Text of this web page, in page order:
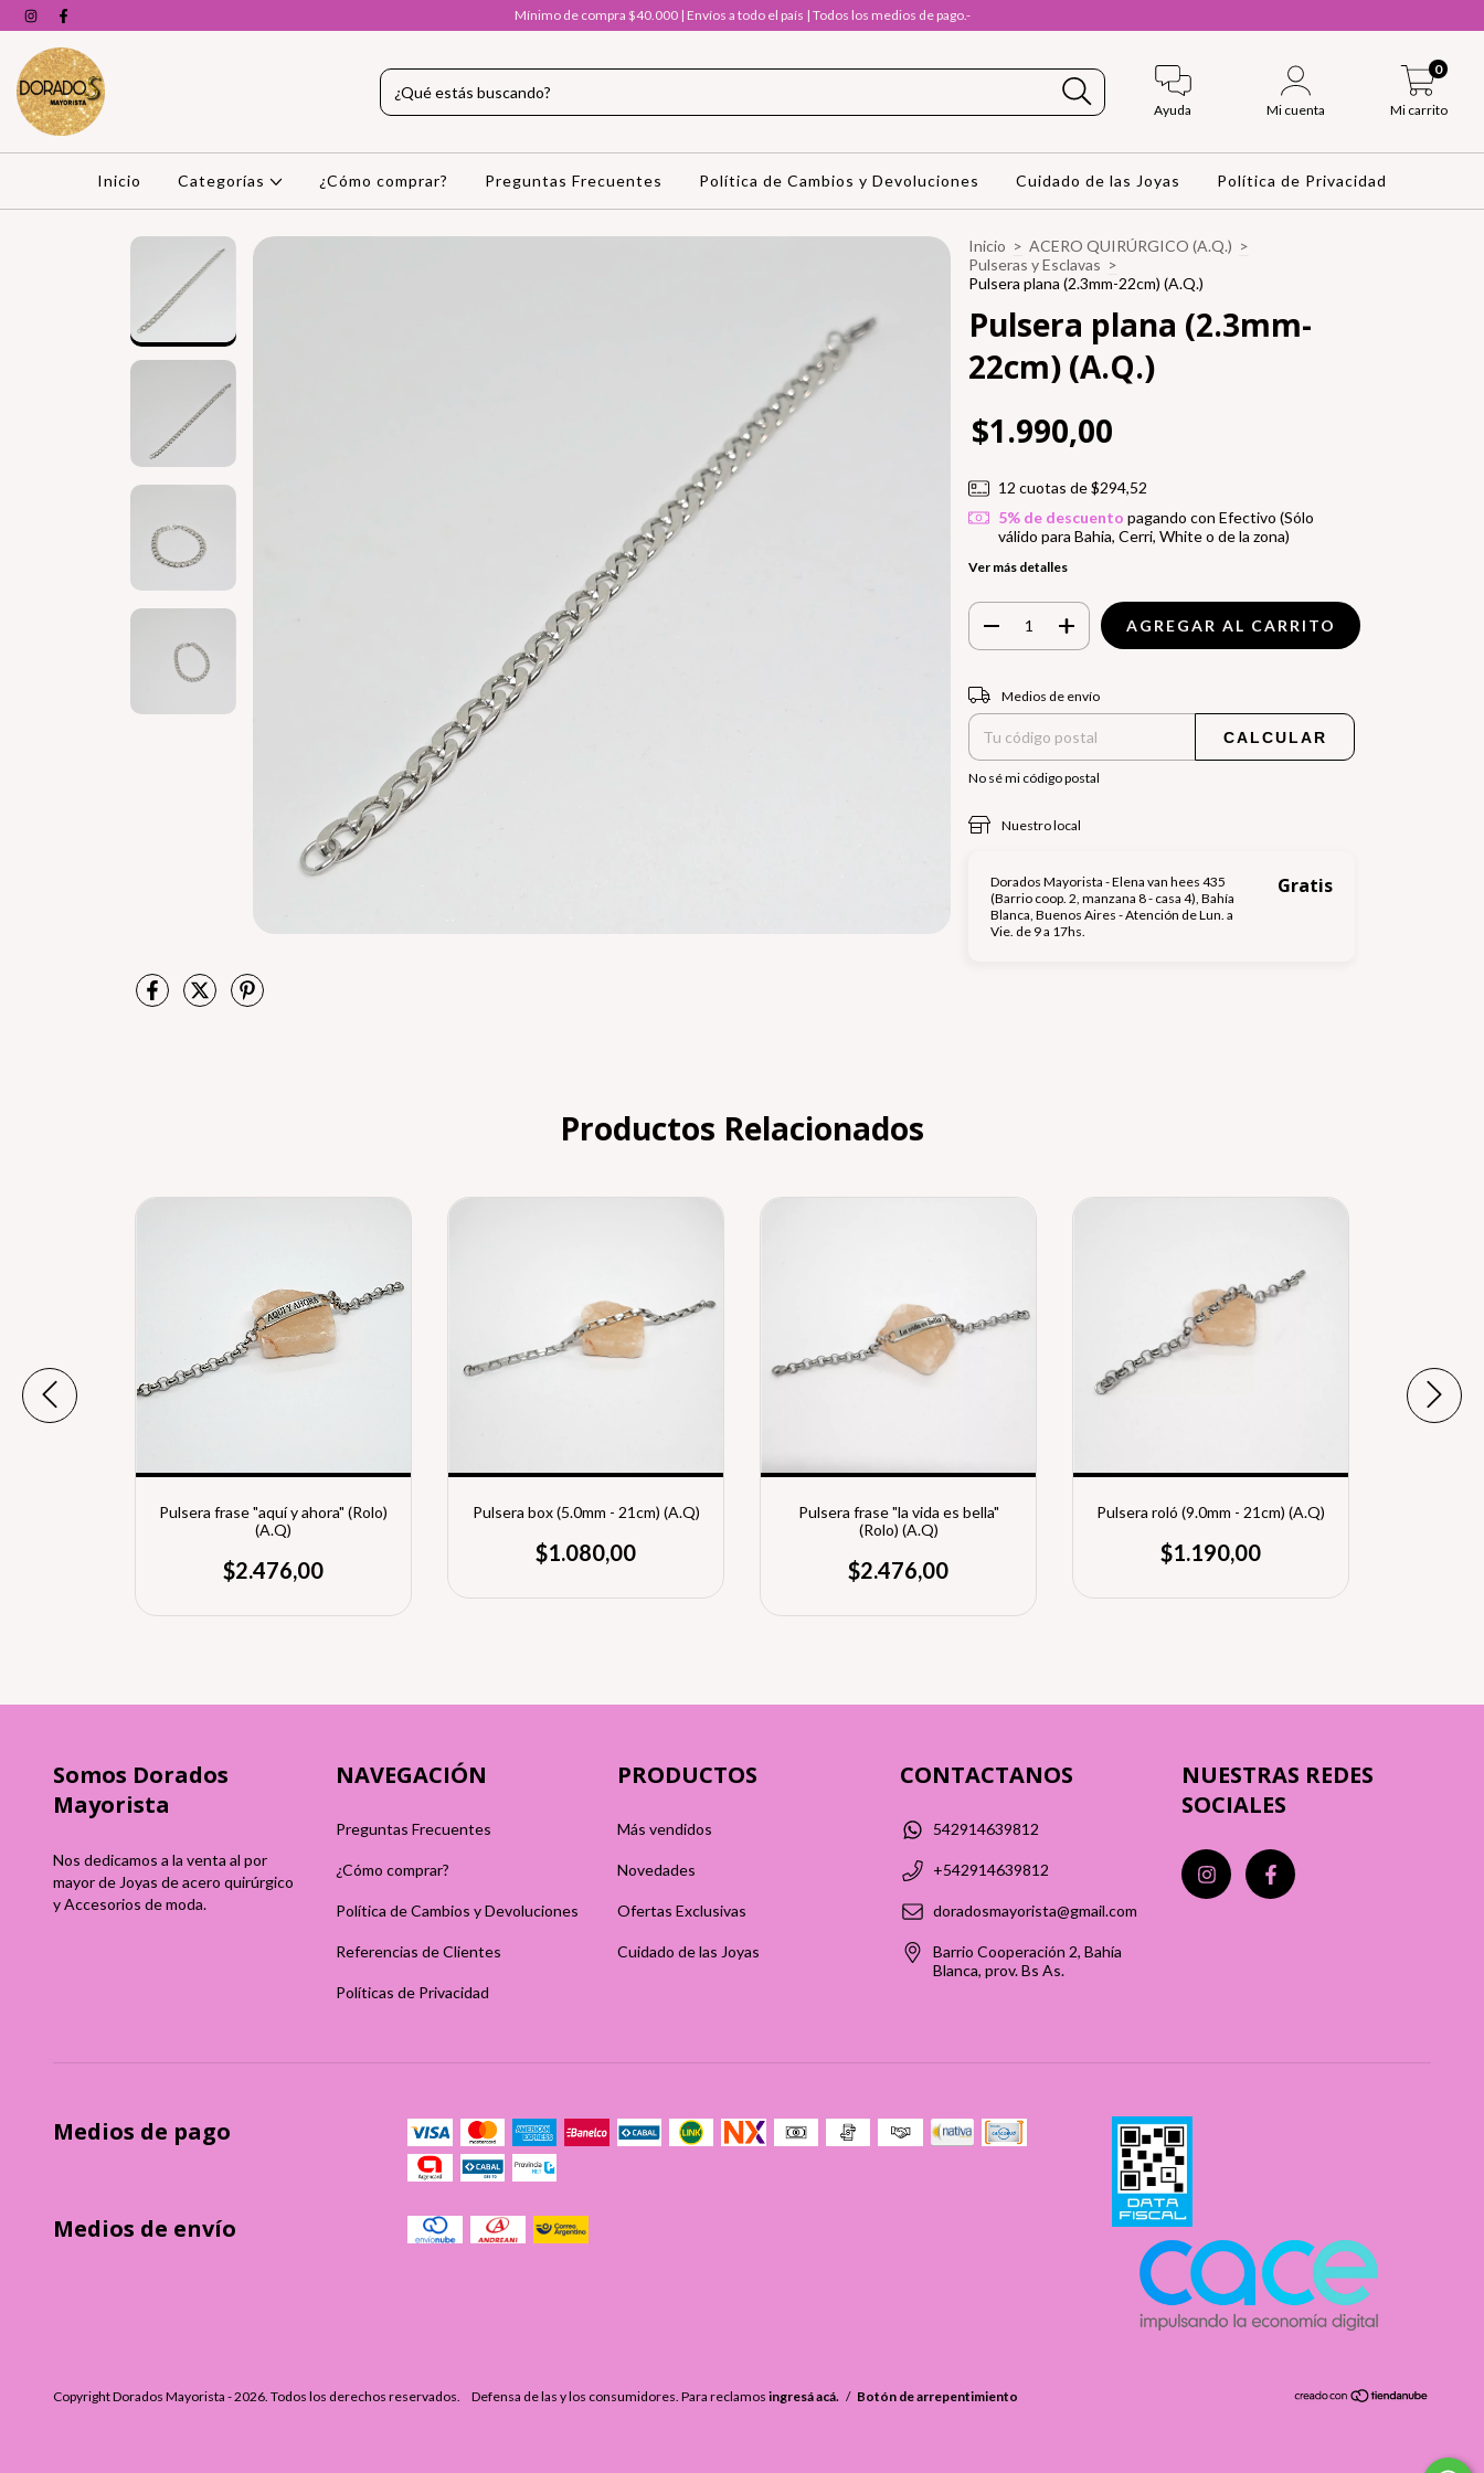
Mínimo de compra $40.000 | Envíos a todo el país | Todos los medios de pago.-
Ayuda Mi cuenta Mi carrito
0
Inicio Categorías ¿Cómo comprar? Preguntas Frecuentes Política de Cambios y Devoluciones Cuidado de las Joyas Política de Privacidad
Inicio > ACERO QUIRÚRGICO (A.Q.) >
Pulseras y Esclavas >
Pulsera plana (2.3mm-22cm) (A.Q.)
Pulsera plana (2.3mm-
22cm) (A.Q.)
$1.990,00
12 cuotas de$294,52
5% de descuento pagando con Efectivo (Sólo
válido para Bahia, Cerri, White o de la zona)
Ver más detalles
Entregas para el CP:
Medios de envío
CALCULAR
No sé mi código postal
Nuestro local
Dorados Mayorista - Elena van hees 435
(Barrio coop. 2, manzana 8 - casa 4), Bahía
Blanca, Buenos Aires - Atención de Lun. a
Vie. de 9 a 17hs.
Gratis
Productos Relacionados
Pulsera frase "aquí y ahora" (Rolo)
(A.Q)
$2.476,00
Pulsera box (5.0mm - 21cm) (A.Q)
$1.080,00
Pulsera frase "la vida es bella"
(Rolo) (A.Q)
$2.476,00
Pulsera roló (9.0mm - 21cm) (A.Q)
$1.190,00
Somos Dorados
Mayorista
Nos dedicamos a la venta al por
mayor de Joyas de acero quirúrgico
y Accesorios de moda.
NAVEGACIÓN
Preguntas Frecuentes
¿Cómo comprar?
Política de Cambios y Devoluciones
Referencias de Clientes
Políticas de Privacidad
PRODUCTOS
Más vendidos
Novedades
Ofertas Exclusivas
Cuidado de las Joyas
CONTACTANOS
542914639812
+542914639812
doradosmayorista@gmail.com
Barrio Cooperación 2, Bahía
Blanca, prov. Bs As.
NUESTRAS REDES
SOCIALES
Medios de pago
Medios de envío
Copyright Dorados Mayorista - 2026. Todos los derechos reservados. Defensa de las y los consumidores. Para reclamos ingresá acá. / Botón de arrepentimiento